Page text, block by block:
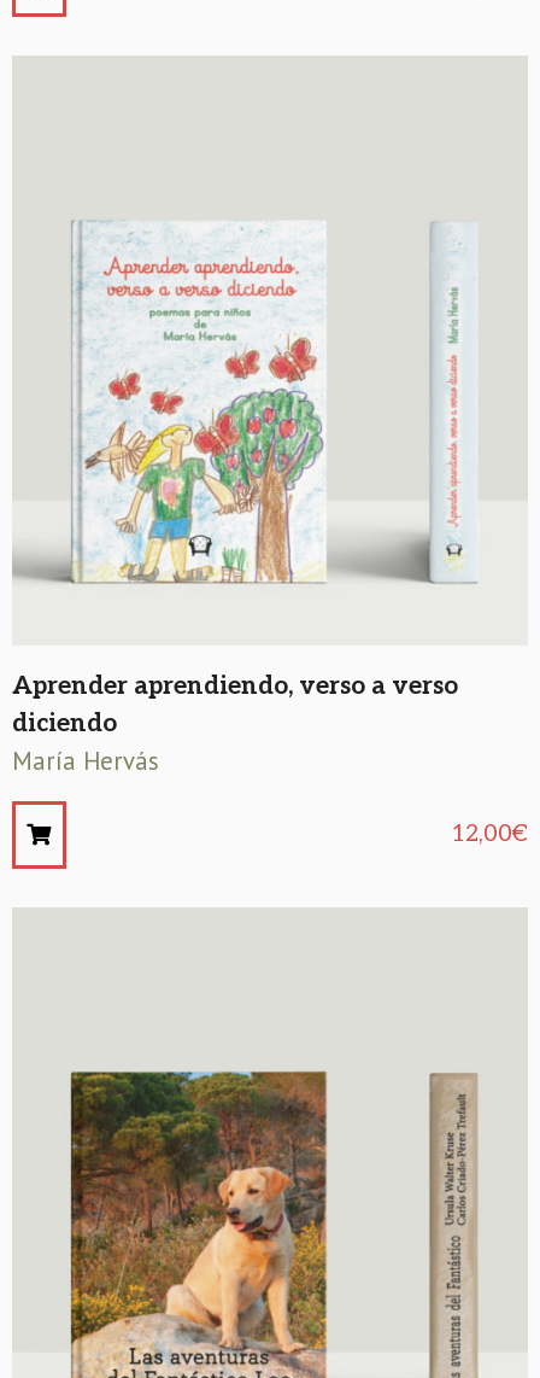
Aprender aprendiendo, verso a verso
diciendo
María Hervás
12,00€